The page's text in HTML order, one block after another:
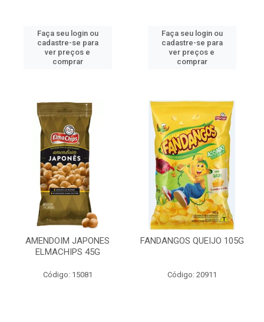
Faça seu login ou
cadastre-se para
ver preços e
comprar
Faça seu login ou
cadastre-se para
ver preços e
comprar
AMENDOIM JAPONES
ELMACHIPS 45G
Código: 15081
FANDANGOS QUEIJO 105G
Código: 20911